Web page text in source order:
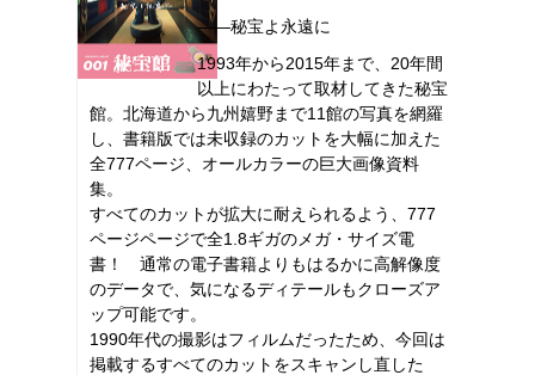
――秘宝よ永遠に
1993年から2015年まで、20年間
以上にわたって取材してきた秘宝
館。北海道から九州嬉野まで11館の写真を網羅
し、書籍版では未収録のカットを大幅に加えた
全777ページ、オールカラーの巨大画像資料
集。
すべてのカットが拡大に耐えられるよう、777
ページページで全1.8ギガのメガ・サイズ電
書！ 通常の電子書籍よりもはるかに高解像度
のデータで、気になるディテールもクローズア
ップ可能です。
1990年代の撮影はフィルムだったため、今回は
掲載するすべてのカットをスキャンし直した